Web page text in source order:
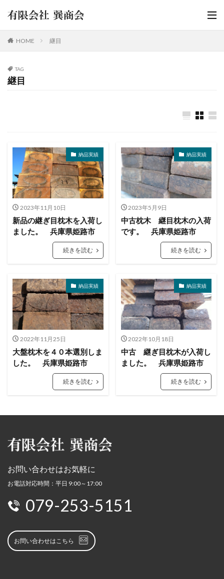
HOME 継目
TAG
継目
納品実績
2023年11月10日
新品の継ぎ目枕木を入荷し
ました。 兵庫県姫路市
続きを読む
納品実績
2023年5月9日
中古枕木 継目枕木の入荷
です。 兵庫県姫路市
続きを読む
納品実績
2022年11月25日
大盤枕木を４０本選別しま
した。 兵庫県姫路市
続きを読む
納品実績
2022年10月18日
中古 継ぎ目枕木が入荷し
ました。 兵庫県姫路市
続きを読む
お問い合わせはお気軽に
お電話対応時間：平日 9:00～17:00
079-253-5151
お問い合わせはこちら